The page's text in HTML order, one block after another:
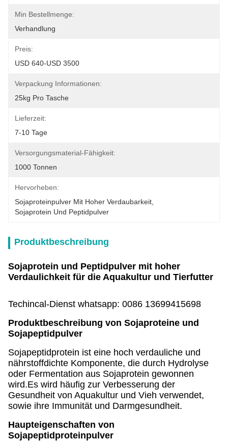
Min Bestellmenge:
Verhandlung
Preis:
USD 640-USD 3500
Verpackung Informationen:
25kg Pro Tasche
Lieferzeit:
7-10 Tage
Versorgungsmaterial-Fähigkeit:
1000 Tonnen
Hervorheben:
Sojaproteinpulver Mit Hoher Verdaubarkeit
Sojaprotein Und Peptidpulver
Produktbeschreibung
Sojaprotein und Peptidpulver mit hoher
Verdaulichkeit für die Aquakultur und Tierfutter
Techincal-Dienst whatsapp: 0086 13699415698
Produktbeschreibung von Sojaproteine und
Sojapeptidpulver
Sojapeptidprotein ist eine hoch verdauliche und
nährstoffdichte Komponente, die durch Hydrolyse
oder Fermentation aus Sojaprotein gewonnen
wird.Es wird häufig zur Verbesserung der
Gesundheit von Aquakultur und Vieh verwendet,
sowie ihre Immunität und Darmgesundheit.
Haupteigenschaften von
Sojapeptidproteinpulver